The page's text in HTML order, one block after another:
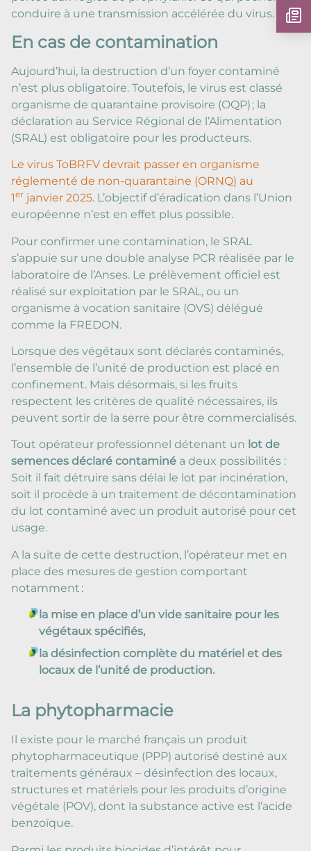
conduire à une transmission accélérée du virus.
En cas de contamination
Aujourd’hui, la destruction d’un foyer contaminé
n’est plus obligatoire. Toutefois, le virus est classé
organisme de quarantaine provisoire (OQP) ; la
déclaration au Service Régional de l’Alimentation
(SRAL) est obligatoire pour les producteurs.
Le virus ToBRFV devrait passer en organisme
réglementé de non-quarantaine (ORNQ) au
1er janvier 2025. L’objectif d’éradication dans l’Union
européenne n’est en effet plus possible.
Pour confirmer une contamination, le SRAL
s’appuie sur une double analyse PCR réalisée par le
laboratoire de l’Anses. Le prélèvement officiel est
réalisé sur exploitation par le SRAL, ou un
organisme à vocation sanitaire (OVS) délégué
comme la FREDON.
Lorsque des végétaux sont déclarés contaminés,
l’ensemble de l’unité de production est placé en
confinement. Mais désormais, si les fruits
respectent les critères de qualité nécessaires, ils
peuvent sortir de la serre pour être commercialisés.
Tout opérateur professionnel détenant un lot de
semences déclaré contaminé a deux possibilités :
Soit il fait détruire sans délai le lot par incinération,
soit il procède à un traitement de décontamination
du lot contaminé avec un produit autorisé pour cet
usage.
A la suite de cette destruction, l’opérateur met en
place des mesures de gestion comportant
notamment :
la mise en place d’un vide sanitaire pour les
végétaux spécifiés,
la désinfection complète du matériel et des
locaux de l’unité de production.
La phytopharmacie
Il existe pour le marché français un produit
phytopharmaceutique (PPP) autorisé destiné aux
traitements généraux – désinfection des locaux,
structures et matériels pour les produits d’origine
végétale (POV), dont la substance active est l’acide
benzoïque.